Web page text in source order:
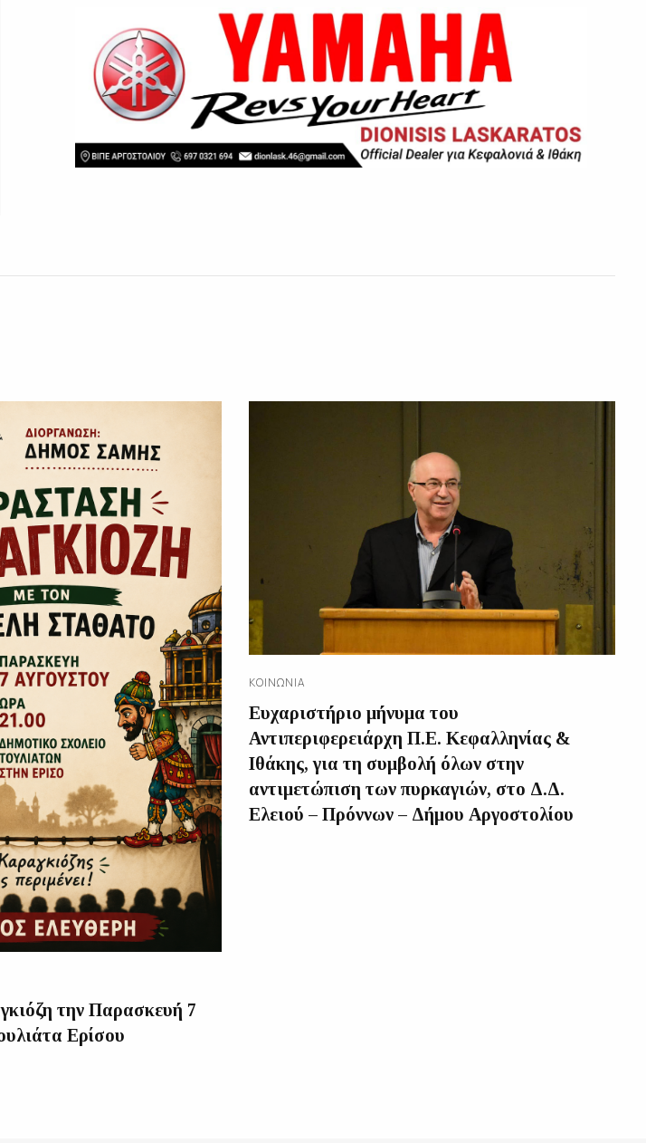
την Παρασκευή 7
Ερίσου
ΚΟΙΝΩΝΊΑ
Ευχαριστήριο μήνυμα του
Αντιπεριφερειάρχη Π.Ε. Κεφαλληνίας &
Ιθάκης, για τη συμβολή όλων στην
αντιμετώπιση των πυρκαγιών, στο Δ.Δ.
Ελειού – Πρόννων – Δήμου Αργοστολίου